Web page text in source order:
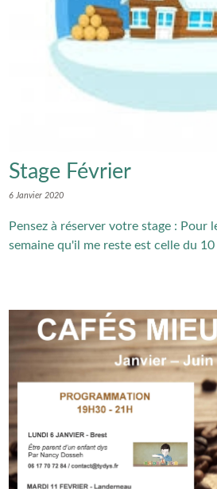
Stage Février
6 Janvier 2020
Pensez à réserver votre stage : Pour
semaine qu'il me reste est celle du 10